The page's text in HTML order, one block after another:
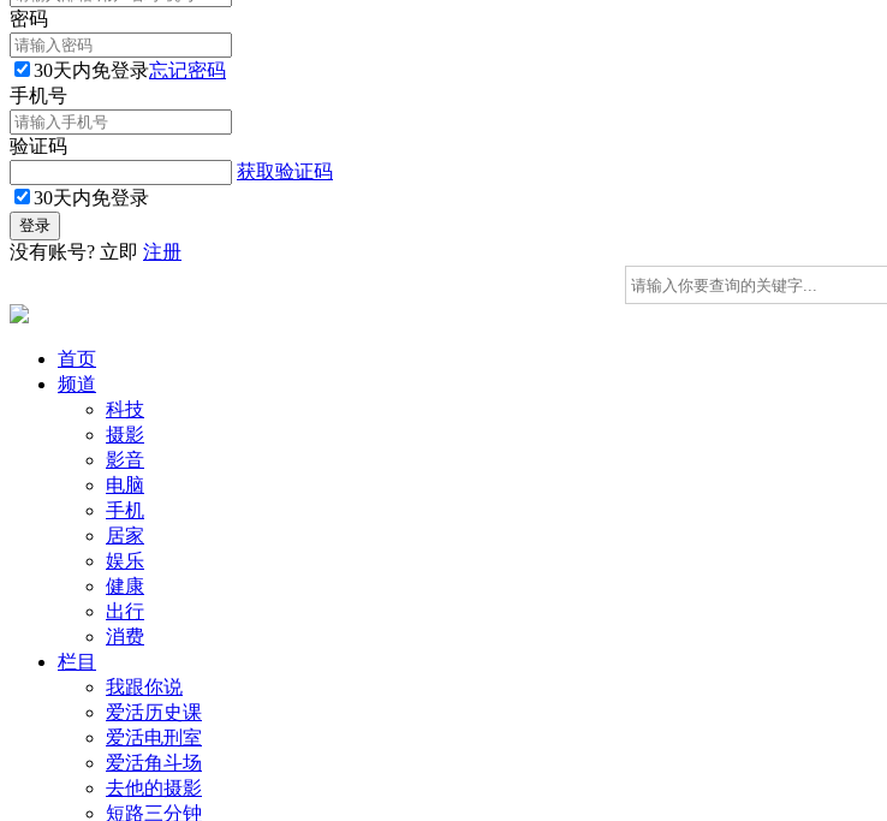
密码
30天内免登录忘记密码
手机号
验证码
获取验证码
30天内免登录
没有账号? 立即 注册
首页
频道
科技
摄影
影音
电脑
手机
居家
娱乐
健康
出行
消费
栏目
我跟你说
爱活历史课
爱活电刑室
爱活角斗场
去他的摄影
短路三分钟